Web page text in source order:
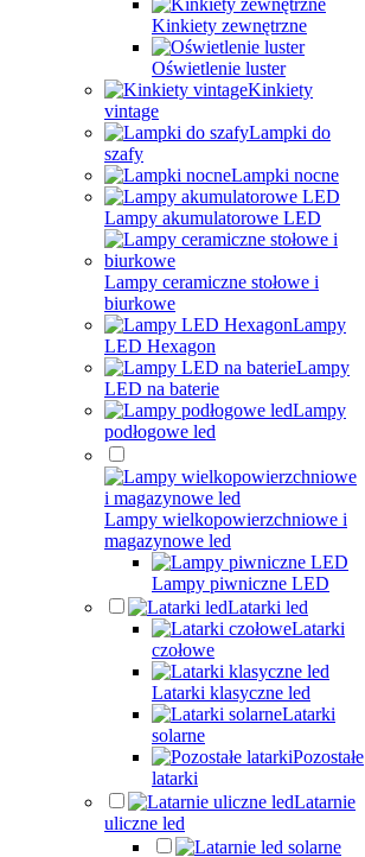
Kinkiety zewnętrzne
Oświetlenie luster
Kinkiety
vintage
Lampki do
szafy
Lampki nocne
Lampy akumulatorowe LED
Lampy ceramiczne stołowe i
biurkowe
Lampy
LED Hexagon
Lampy
LED na baterie
Lampy
podłogowe led
Lampy wielkopowierzchniowe i
magazynowe led
Lampy piwniczne LED
Latarki led
Latarki
czołowe
Latarki klasyczne led
Latarki
solarne
Pozostałe
latarki
Latarnie
uliczne led